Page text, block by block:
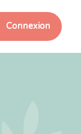
Connexion